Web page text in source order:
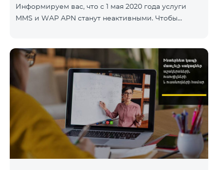
Информируем вас, что с 1 мая 2020 года услуги
MMS и WAP APN станут неактивными. Чтобы
internet.beeline.am и удалить поля Port, Proxy,
Password. Подробности: 0611